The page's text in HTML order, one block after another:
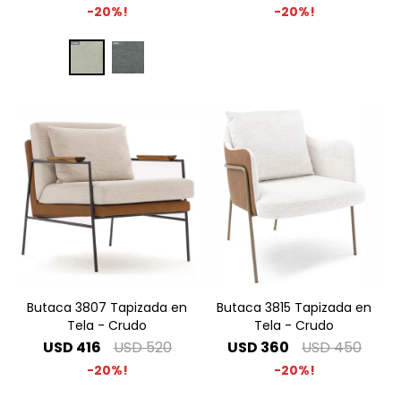
20 20
Butaca 3807 Tapizada en
Tela - Crudo
USD 416 USD520
20
Butaca 3815 Tapizada en
Tela - Crudo
USD 360 USD450
20